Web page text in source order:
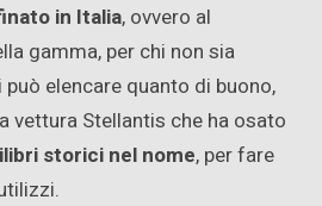
in Italia, ovvero al
gamma, per chi non sia
elencare quanto di buono,
vettura Stellantis che ha osato
storici nel nome, per fare